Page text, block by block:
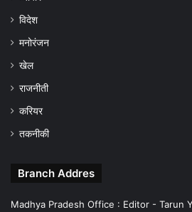
विदेश
मनोरंजन
खेल
राजनीती
करियर
तकनीकी
Branch Addres
Madhya Pradesh Office : Editor - Tarun